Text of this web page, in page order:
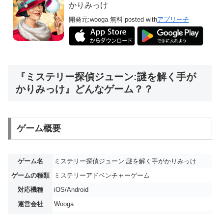
かりみっけ
開発元:wooga 無料 posted withアプリーチ
『ミステリー探偵ジューン:謎を解く手が
かりみっけ』どんなゲーム？？
ゲーム概要
ゲーム名
ミステリー探偵ジューン:謎を解く手がかりみっけ
ゲームの種類
ミステリーアドベンチャーゲーム
対応機種
iOS/Android
運営会社
Wooga